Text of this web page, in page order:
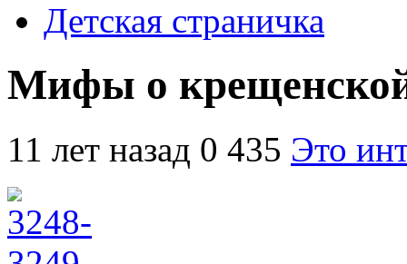
Детская страничка
Мифы о
11 лет назад 0 435 Это